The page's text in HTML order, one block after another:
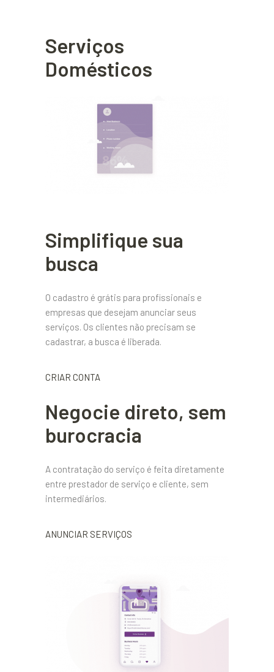
Serviços
Domésticos
Simplifique sua
busca
O cadastro é grátis para profissionais e
empresas que desejam anunciar seus
serviços. Os clientes não precisam se
cadastrar, a busca é liberada.
CRIAR CONTA
Negocie direto, sem
burocracia
A contratação do serviço é feita diretamente
entre prestador de serviço e cliente, sem
intermediários.
ANUNCIAR SERVIÇOS